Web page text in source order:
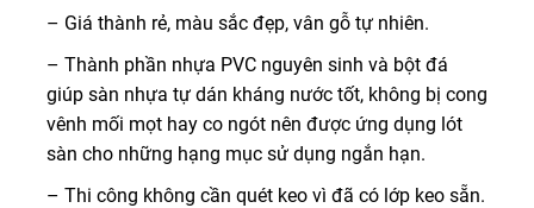
– Giá thành rẻ, màu sắc đẹp, vân gỗ tự nhiên.
– Thành phần nhựa PVC nguyên sinh và bột đá
giúp sàn nhựa tự dán kháng nước tốt, không bị cong
vênh mối mọt hay co ngót nên được ứng dụng lót
sàn cho những hạng mục sử dụng ngắn hạn.
– Thi công không cần quét keo vì đã có lớp keo sẵn.